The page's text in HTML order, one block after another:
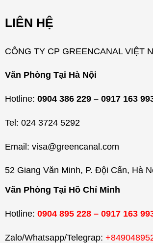
m
c
LIÊN HỆ
CÔNG TY CP GREENCANAL VIỆT
Văn Phòng Tại Hà Nội
Hotline: 0904 386 229 – 0917 163
Tel: 024 3724 5292
Email: visa@greencanal.com
52 Giang Văn Minh, P. Đội Cấn, Hà
Văn Phòng Tại Hồ Chí Minh
Hotline: 0904 895 228 – 0917 163
Zalo/Whatsapp/Telegrap: